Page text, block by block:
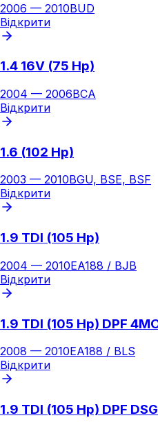
2006 — 2010BUD
Відкрити
1.4 16V (75 Hp)
2004 — 2006BCA
Відкрити
1.6 (102 Hp)
2003 — 2010BGU, BSE, BSF
Відкрити
1.9 TDI (105 Hp)
2004 — 2010EA188 / BJB
Відкрити
1.9 TDI (105 Hp) DPF
2008 — 2010EA188 / BLS
Відкрити
1.9 TDI (105 Hp) DPF DSG